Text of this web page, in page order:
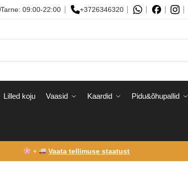
Tarne: 09:00-22:00 +3726346320
Lilled koju Vaasid Kaardid Pidu&õhupallid
+ Vaata tellimuse staatust